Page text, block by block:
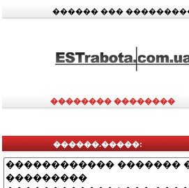
������ ���
�������� ��������
������.�����: